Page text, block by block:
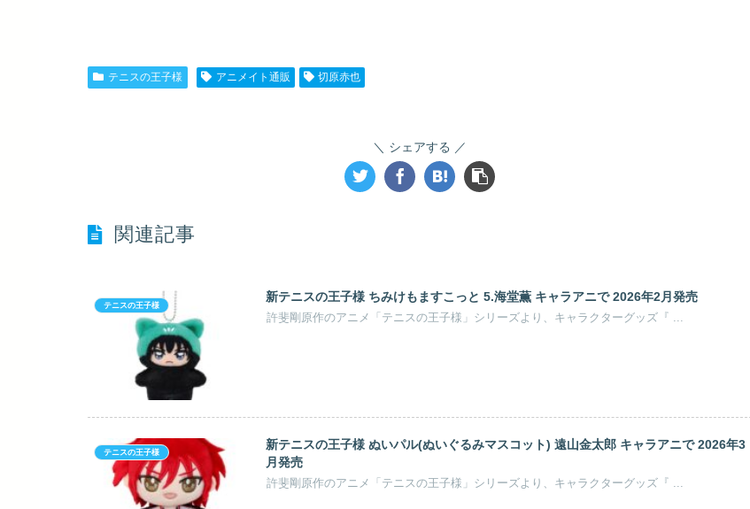
テニスの王子様 アニメイト通販 切原赤也
シェアする
関連記事
テニスの王子様
新テニスの王子様 ちみけもますこっと 5.海堂薫 キャラアニで 2026年2月発売
許斐剛原作のアニメ「テニスの王子様」シリーズより、キャラクターグッズ『 ...
テニスの王子様
新テニスの王子様 ぬいパル(ぬいぐるみマスコット) 遠山金太郎 キャラアニで 2026年3
月発売